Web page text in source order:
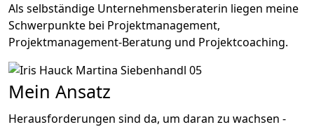
Als selbständige Unternehmensberaterin liegen meine
Schwerpunkte bei Projektmanagement,
Projektmanagement-Beratung und Projektcoaching.
Mein Ansatz
Herausforderungen sind da, um daran zu wachsen -